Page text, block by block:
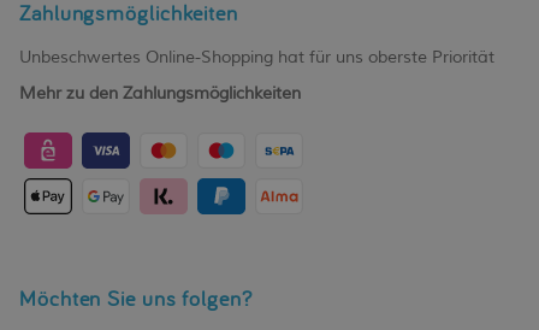
Zahlungsmöglichkeiten
Unbeschwertes Online-Shopping hat für uns oberste Priorität
Mehr zu den Zahlungsmöglichkeiten
Möchten Sie uns folgen?